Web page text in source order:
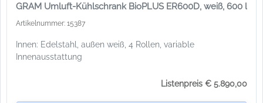
GRAM Umluft-Kühlschrank BioPLUS ER600D, weiß, 600 l
Artikelnummer: 15387
Innen: Edelstahl, außen weiß, 4 Rollen, variable
Innenausstattung
Listenpreis € 5.890,00